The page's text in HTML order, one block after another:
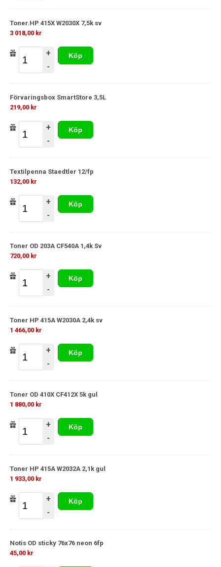
Toner.HP 415X W2030X 7,5k sv
3 018,00 kr
+
-
Köp
Förvaringsbox SmartStore 3,5L
219,00 kr
+
-
Köp
Textilpenna Staedtler 12/fp
132,00 kr
+
-
Köp
Toner OD 203A CF540A 1,4k Sv
720,00 kr
+
-
Köp
Toner HP 415A W2030A 2,4k sv
1 466,00 kr
+
-
Köp
Toner OD 410X CF412X 5k gul
1 880,00 kr
+
-
Köp
Toner HP 415A W2032A 2,1k gul
1 933,00 kr
+
-
Köp
Notis OD sticky 76x76 neon 6fp
45,00 kr